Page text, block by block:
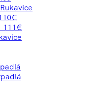
111€